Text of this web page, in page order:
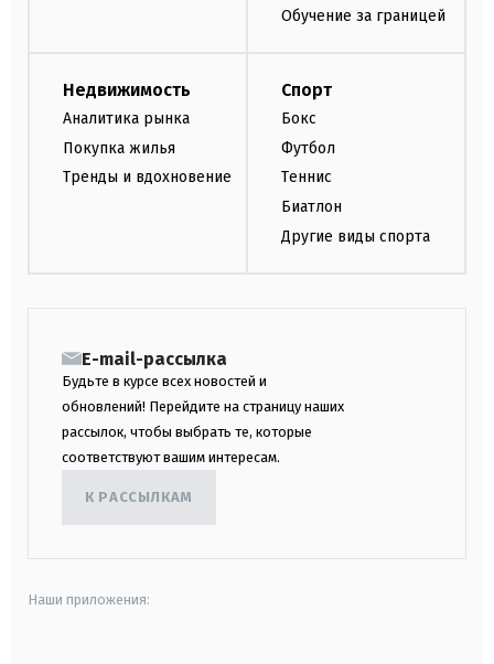
Обучение за границей
Недвижимость
Аналитика рынка
Покупка жилья
Тренды и вдохновение
Спорт
Бокс
Футбол
Теннис
Биатлон
Другие виды спорта
E-mail-рассылка
Будьте в курсе всех новостей и
обновлений! Перейдите на страницу наших
рассылок, чтобы выбрать те, которые
соответствуют вашим интересам.
К РАССЫЛКАМ
Наши приложения: